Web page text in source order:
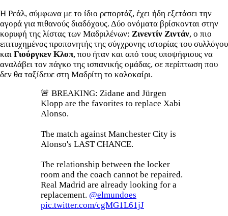
Η Ρεάλ, σύμφωνα με το ίδιο ρεπορτάζ, έχει ήδη εξετάσει την
αγορά για πιθανούς διαδόχους. Δύο ονόματα βρίσκονται στην
κορυφή της λίστας των Μαδριλένων: Ζινεντίν Ζιντάν, ο πιο
επιτυχημένος προπονητής της σύγχρονης ιστορίας του συλλόγου
και Γιούργκεν Κλοπ, που ήταν και από τους υποψήφιους να
αναλάβει τον πάγκο της ισπανικής ομάδας, σε περίπτωση που
δεν θα ταξίδευε στη Μαδρίτη το καλοκαίρι.
🚨 BREAKING: Zidane and Jürgen
Klopp are the favorites to replace Xabi
Alonso.
The match against Manchester City is
Alonso's LAST CHANCE.
The relationship between the locker
room and the coach cannot be repaired.
Real Madrid are already looking for a
replacement. @elmundoes
pic.twitter.com/cgMG1L61jJ